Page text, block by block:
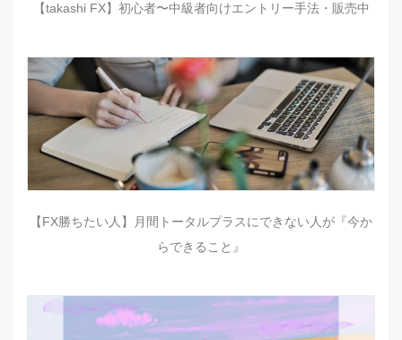
【takashi FX】初心者〜中級者向けエントリー手法・販売中
【FX勝ちたい人】月間トータルプラスにできない人が『今か
らできること』